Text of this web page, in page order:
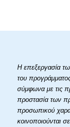
Η επεξεργασία
του
σύμφωνα με τις
προστασία των
προσωπικού
κοινοποιούνται